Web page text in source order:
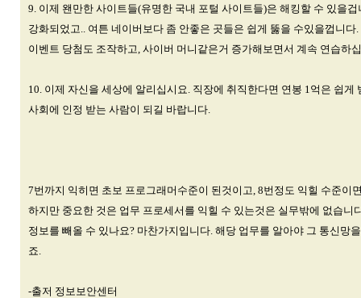
9. 이제 왠만한 사이트들(유명한 국내 포털 사이트들)은 해킹할 수 있을
강화되었고.. 여튼 네이버보다 좀 안좋은 곳들은 쉽게 뚫을 수있을껍니다.
이벤트 당첨도 조작하고, 사이버 머니같은거 증가해보면서 계속 연습하
10. 이제 자신을 세상에 알리십시요. 직장에 취직한다면 연봉 1억은 쉽
사회에 인정 받는 사람이 되길 바랍니다.
7번까지 익히면 초보 프로그래머수준이 된것이고, 8번정도 익힐 수준
하지만 중요한 것은 업무 프로세서를 익힐 수 있는것은 실무밖에 없습
정보를 빼올 수 있나요? 마찬가지입니다. 해당 업무를 알아야 그 통신
죠.
-출저 정보보안센터